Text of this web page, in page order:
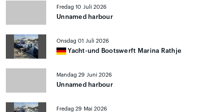
Fredag 10 Juli 2026
Unnamed harbour
Onsdag 01 Juli 2026
Yacht-und Bootswerft Marina Rathje
Mandag 29 Juni 2026
Unnamed harbour
Fredag 29 Mai 2026